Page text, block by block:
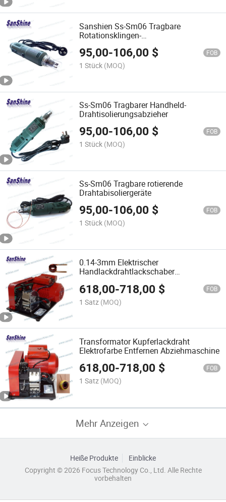
Sanshien Ss-Sm06 Tragbare
Rotationsklingen-
Drahtabisoliermaschine
95,00-106,00 $ FOB
1 Stück (MOQ)
Ss-Sm06 Tragbarer Handheld-
Drahtisolierungsabzieher
95,00-106,00 $ FOB
1 Stück (MOQ)
Ss-Sm06 Tragbare rotierende
Drahtabisoliergeräte
95,00-106,00 $ FOB
1 Stück (MOQ)
0.14-3mm Elektrischer
Handlackdrahtlackschaber
618,00-718,00 $ FOB
1 Satz (MOQ)
Transformator Kupferlackdraht
Elektrofarbe Entfernen Abziehmaschine
618,00-718,00 $ FOB
1 Satz (MOQ)
Mehr Anzeigen
Heiße Produkte
Einblicke
Copyright © 2026 Focus Technology Co., Ltd. Alle Rechte
vorbehalten